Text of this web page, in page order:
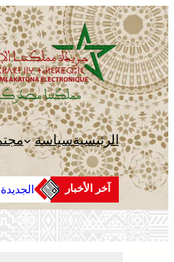
تخطى
إلى
المحتوى
الرئيسيةسياسة
آخر الأخبار